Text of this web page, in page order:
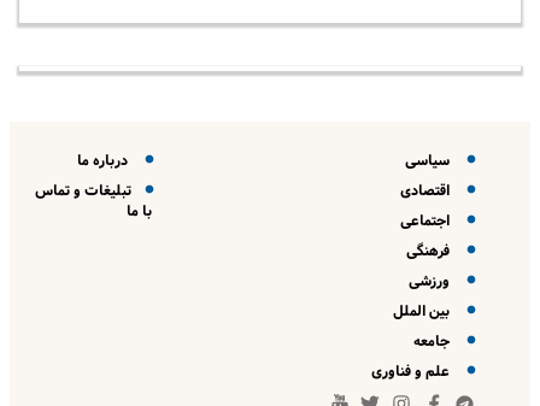
سیاسی
اقتصادی
اجتماعی
فرهنگی
ورزشی
بین الملل
جامعه
علم و فناوری
درباره ما
تبلیغات و تماس
با ما